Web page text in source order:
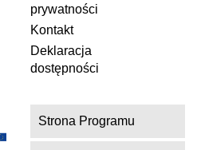
prywatności
Kontakt
Deklaracja
dostępności
Strona Programu